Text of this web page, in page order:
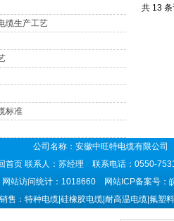
缆生产工艺
标准
共 13
公司名称：安徽中旺特电缆有限公
首页 联系人：苏经理 联系电话：0550-
网站访问统计：1018660 网站ICP备案号：
售：特种电缆|硅橡胶电缆|耐高温电缆|氟